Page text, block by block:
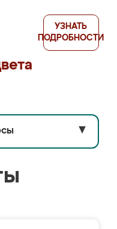
УЗНАТЬ
ПОДРОБНОСТИ
▼